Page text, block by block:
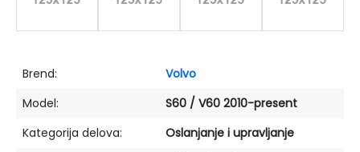
Brend:
Volvo
Model:
S60 / V60 2010-present
Kategorija delova:
Oslanjanje i upravljanje